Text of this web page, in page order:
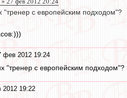
"тренер с европейским подходом"?
фев 2012 19:24
"тренер с европейским подходом"?
2012 19:22